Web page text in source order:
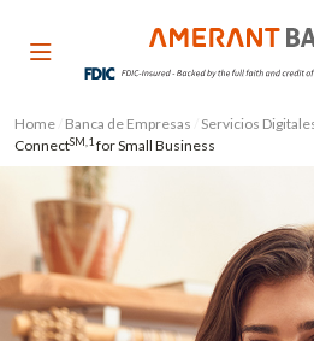
Home Banca de Empresas Servicios
ConnectSM,1for Small Business